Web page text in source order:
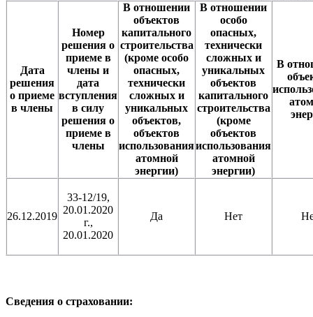
Дата
решения
о приеме
в члены
Номер
решения о
приеме в
члены и
дата
вступления
в силу
решения о
приеме в
члены
В отношении
объектов
капитального
строительства
(кроме особо
опасных,
технически
сложных и
уникальных
объектов,
объектов
использования
атомной
энергии)
В отношении
особо
опасных,
технически
сложных и
уникальных
объектов
капитального
строительства
(кроме
объектов
использования
атомной
энергии)
В
26.12.2019
33-12/19,
20.01.2020
г.,
20.01.2020
Да Нет
Сведения о страховании: